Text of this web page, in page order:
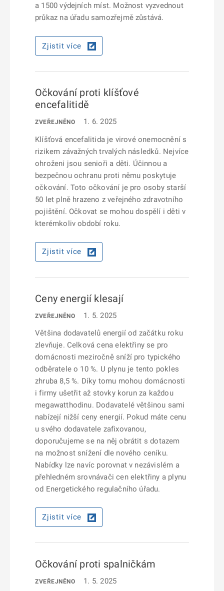
a 1500 výdejních míst. Možnost vyzvednout
průkaz na úřadu samozřejmě zůstává.
Zjistit více
Očkování proti klíšťové
encefalitidě
ZVEŘEJNĚNO
1. 6. 2025
Klíšťová encefalitida je virové onemocnění s
rizikem závažných trvalých následků. Nejvíce
ohroženi jsou senioři a děti. Účinnou a
bezpečnou ochranu proti němu poskytuje
očkování. Toto očkování je pro osoby starší
50 let plně hrazeno z veřejného zdravotního
pojištění. Očkovat se mohou dospělí i děti v
kterémkoliv období roku.
Zjistit více
Ceny energií klesají
ZVEŘEJNĚNO
1. 5. 2025
Většina dodavatelů energií od začátku roku
zlevňuje. Celková cena elektřiny se pro
domácnosti meziročně sníží pro typického
odběratele o 10 %. U plynu je tento pokles
zhruba 8,5 %. Díky tomu mohou domácnosti
i firmy ušetřit až stovky korun za každou
megawatthodinu. Dodavatelé většinou sami
nabízejí nižší ceny energií. Pokud máte cenu
u svého dodavatele zafixovanou,
doporučujeme se na něj obrátit s dotazem
na možnost snížení dle nového ceníku.
Nabídky lze navíc porovnat v nezávislém a
přehledném srovnávači cen elektřiny a plynu
od Energetického regulačního úřadu.
Zjistit více
Očkování proti spalničkám
ZVEŘEJNĚNO
1. 5. 2025